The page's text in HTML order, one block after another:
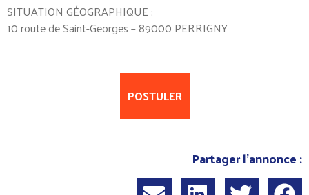
SITUATION GÉOGRAPHIQUE :
10 route de Saint-Georges – 89000 PERRIGNY
POSTULER
Partager l'annonce :